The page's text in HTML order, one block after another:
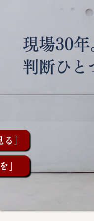
現場30年
判断ひと
］
」